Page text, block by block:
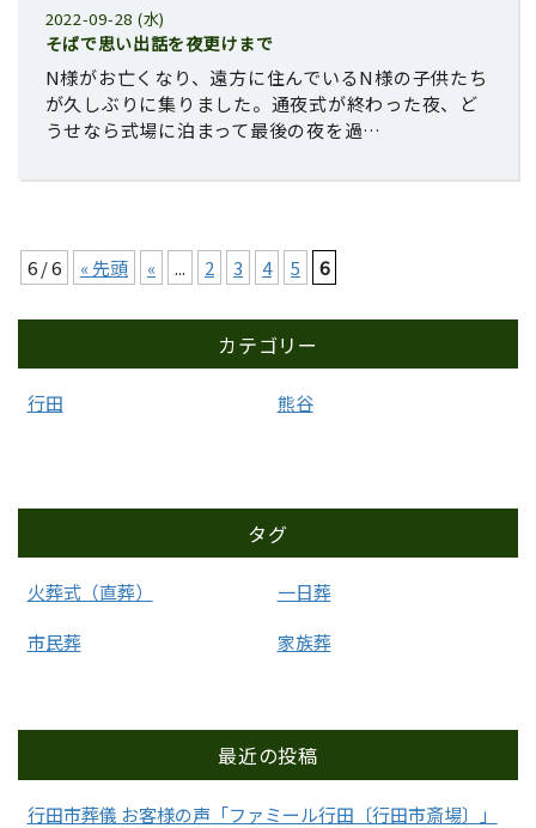
2022-09-28 (水)
そばで思い出話を夜更けまで
N様がお亡くなり、遠方に住んでいるN様の子供たち
が久しぶりに集りました。通夜式が終わった夜、ど
うせなら式場に泊まって最後の夜を過…
6 / 6 « 先頭 « ... 2 3 4 5 6
カテゴリー
行田 熊谷
タグ
火葬式（直葬）
一日葬
市民葬
家族葬
最近の投稿
行田市葬儀 お客様の声「ファミール行田〔行田市斎場〕」